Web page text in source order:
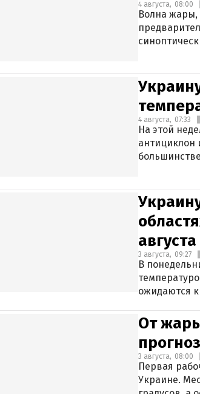
4 августа, 08:00
Волна жары,
4 августа, 07:33
На этой
антициклон
августа
3 августа, 09:27
В
ожидаются
От
3 августа, 08:00
Первая
Украине.